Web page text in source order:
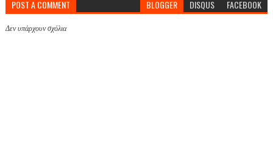
POST A COMMENT BLOGGER DISQUS FACEBOOK
Δεν υπάρχουν σχόλια